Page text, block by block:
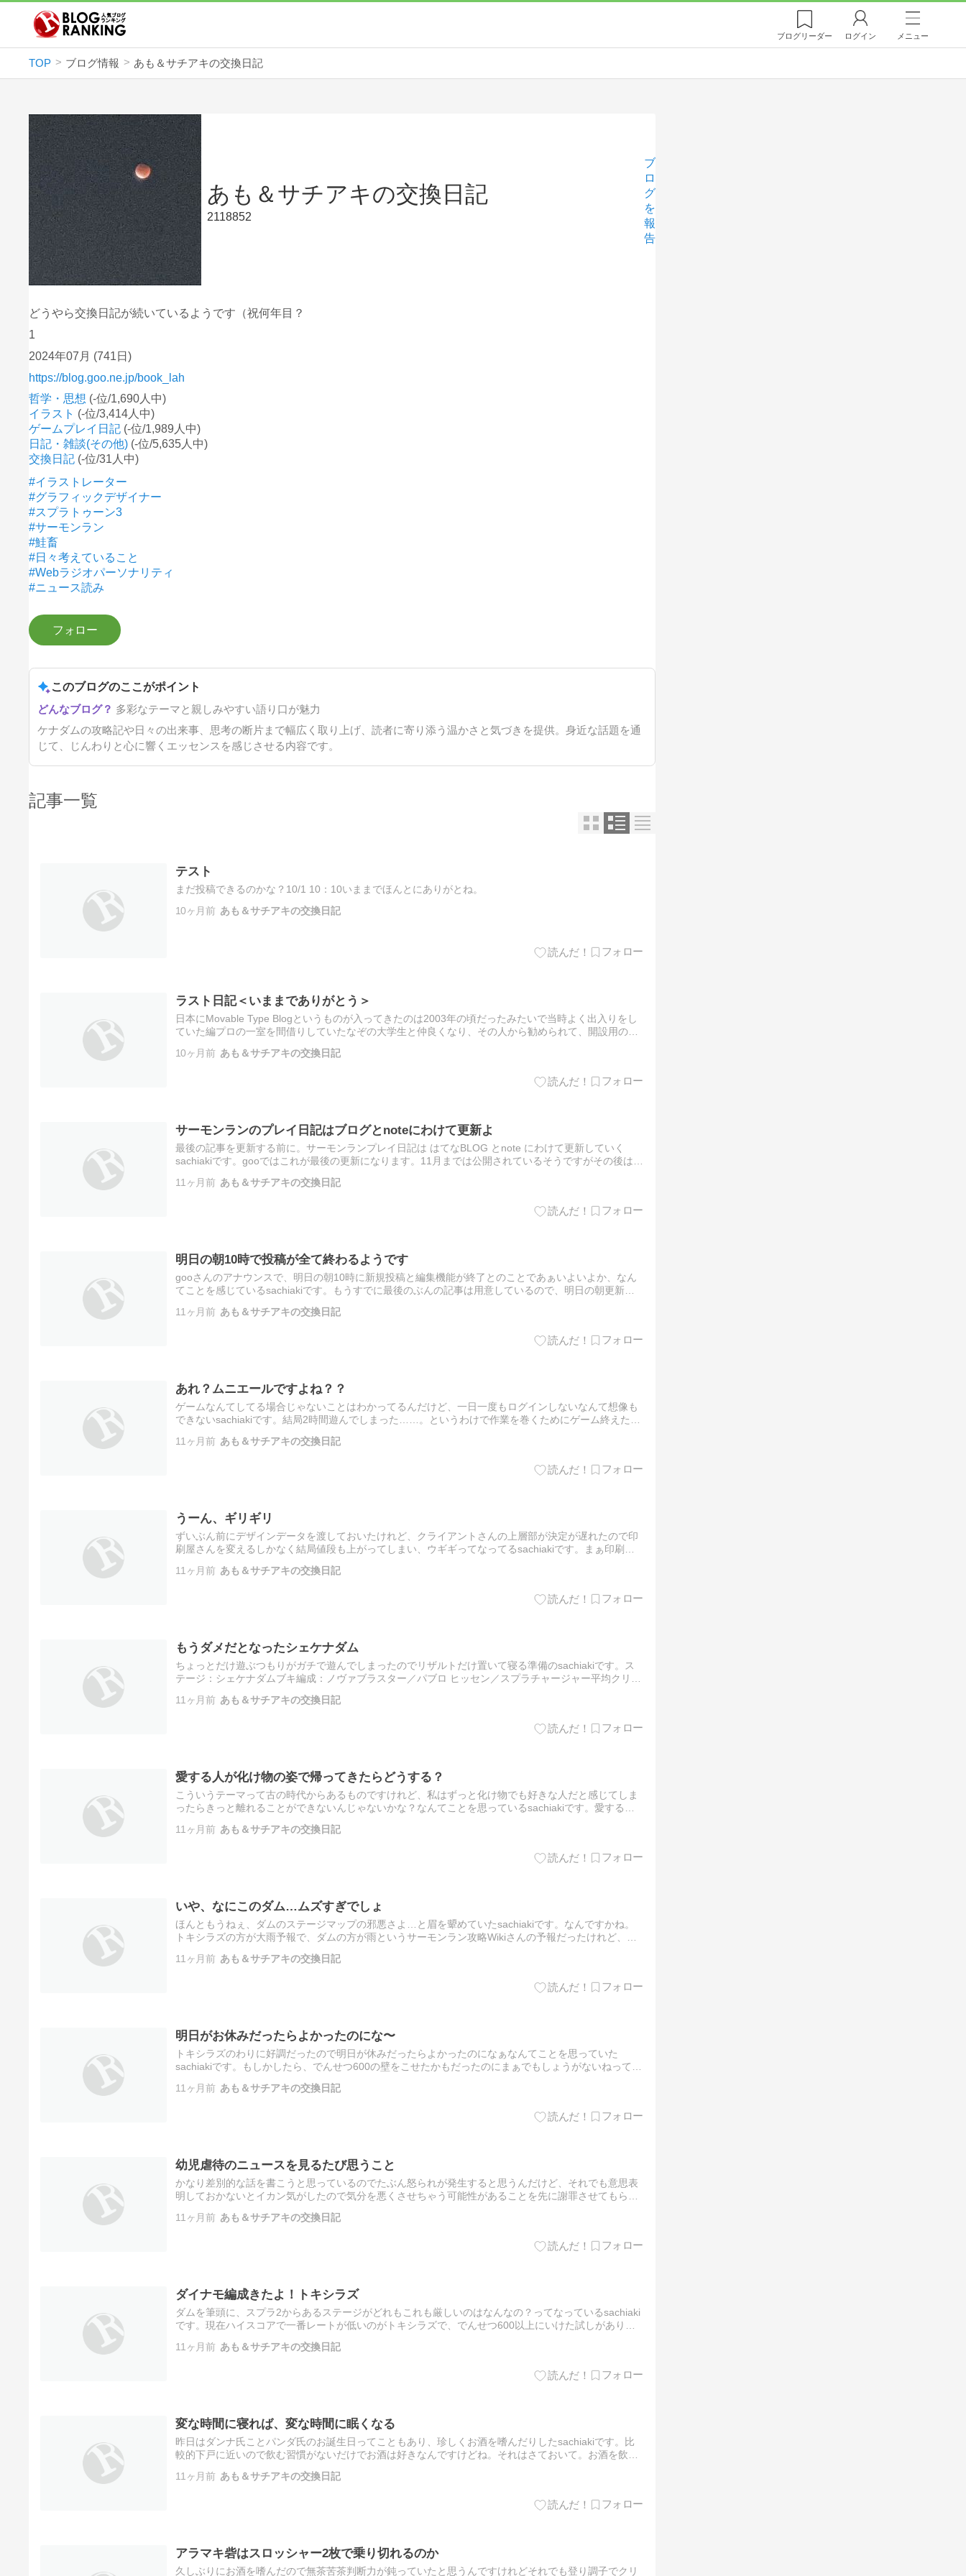
ブログリーダー ログイン メニュー
TOP ブログ情報 あも＆サチアキの交換日記
あも＆サチアキの交換日記
2118852
ブ
ロ
グ
を
報
告
どうやら交換日記が続いているようです（祝何年目？
1
2024年07月 (741日)
https://blog.goo.ne.jp/book_lah
哲学・思想 (-位/1,690人中)
イラスト (-位/3,414人中)
ゲームプレイ日記 (-位/1,989人中)
日記・雑談(その他) (-位/5,635人中)
交換日記 (-位/31人中)
#イラストレーター
#グラフィックデザイナー
#スプラトゥーン3
#サーモンラン
#鮭畜
#日々考えていること
#Webラジオパーソナリティ
#ニュース読み
このブログのここがポイント
多彩なテーマと親しみやすい語り口が魅力
ケナダムの攻略記や日々の出来事、思考の断片まで幅広く取り上げ、読者に寄り添う温かさと気づきを提供。身近な話題を通
じて、じんわりと心に響くエッセンスを感じさせる内容です。
記事一覧
テスト
まだ投稿できるのかな？10/1 10：10いままでほんとにありがとね。
10ヶ月前 あも＆サチアキの交換日記
ラスト日記＜いままでありがとう＞
日本にMovable Type Blogというものが入ってきたのは2003年の頃だったみたいで当時よく出入りをし
ていた編プロの一室を間借りしていたなぞの大学生と仲良くなり、その人から勧められて、開設用の準
10ヶ月前 あも＆サチアキの交換日記
サーモンランのプレイ日記はブログとnoteにわけて更新よ
最後の記事を更新する前に。サーモンランプレイ日記は はてなBLOG とnote にわけて更新していく
sachiakiです。gooではこれが最後の更新になります。11月までは公開されているそうですがその後はア
11ヶ月前 あも＆サチアキの交換日記
明日の朝10時で投稿が全て終わるようです
gooさんのアナウンスで、明日の朝10時に新規投稿と編集機能が終了とのことであぁいよいよか、なん
てことを感じているsachiakiです。もうすでに最後のぶんの記事は用意しているので、明日の朝更新す
11ヶ月前 あも＆サチアキの交換日記
あれ？ムニエールですよね？？
ゲームなんてしてる場合じゃないことはわかってるんだけど、一日一度もログインしないなんて想像も
できないsachiakiです。結局2時間遊んでしまった……。というわけで作業を巻くためにゲーム終えたあ
11ヶ月前 あも＆サチアキの交換日記
うーん、ギリギリ
ずいぶん前にデザインデータを渡しておいたけれど、クライアントさんの上層部が決定が遅れたので印
刷屋さんを変えるしかなく結局値段も上がってしまい、ウギギってなってるsachiakiです。まぁ印刷代
11ヶ月前 あも＆サチアキの交換日記
もうダメだとなったシェケナダム
ちょっとだけ遊ぶつもりがガチで遊んでしまったのでリザルトだけ置いて寝る準備のsachiakiです。ス
テージ：シェケナダムブキ編成：ノヴァブラスター／パブロ ヒッセン／スプラチャージャー平均クリア
11ヶ月前 あも＆サチアキの交換日記
愛する人が化け物の姿で帰ってきたらどうする？
こういうテーマって古の時代からあるものですけれど、私はずっと化け物でも好きな人だと感じてしま
ったらきっと離れることができないんじゃないかな？なんてことを思っているsachiakiです。愛する人
11ヶ月前 あも＆サチアキの交換日記
いや、なにこのダム…ムズすぎでしょ
ほんともうねぇ、ダムのステージマップの邪悪さよ…と眉を顰めていたsachiakiです。なんですかね。
トキシラズの方が大雨予報で、ダムの方が雨というサーモンラン攻略Wikiさんの予報だったけれど、実
11ヶ月前 あも＆サチアキの交換日記
明日がお休みだったらよかったのにな〜
トキシラズのわりに好調だったので明日が休みだったらよかったのになぁなんてことを思っていた
sachiakiです。もしかしたら、でんせつ600の壁をこせたかもだったのにまぁでもしょうがないねって感
11ヶ月前 あも＆サチアキの交換日記
幼児虐待のニュースを見るたび思うこと
かなり差別的な話を書こうと思っているのでたぶん怒られが発生すると思うんだけど、それでも意思表
明しておかないとイカン気がしたので気分を悪くさせちゃう可能性があることを先に謝罪させてもらう
11ヶ月前 あも＆サチアキの交換日記
ダイナモ編成きたよ！トキシラズ
ダムを筆頭に、スプラ2からあるステージがどれもこれも厳しいのはなんなの？ってなっているsachiaki
です。現在ハイスコアで一番レートが低いのがトキシラズで、でんせつ600以上にいけた試しがありま
11ヶ月前 あも＆サチアキの交換日記
変な時間に寝れば、変な時間に眠くなる
昨日はダンナ氏ことパンダ氏のお誕生日ってこともあり、珍しくお酒を嗜んだりしたsachiakiです。比
較的下戸に近いので飲む習慣がないだけでお酒は好きなんですけどね。それはさておいて。お酒を飲ん
11ヶ月前 あも＆サチアキの交換日記
アラマキ砦はスロッシャー2枚で乗り切れるのか
久しぶりにお酒を嗜んだので無茶苦茶判断力が鈍っていたと思うんですけれどそれでも登り調子でクリ